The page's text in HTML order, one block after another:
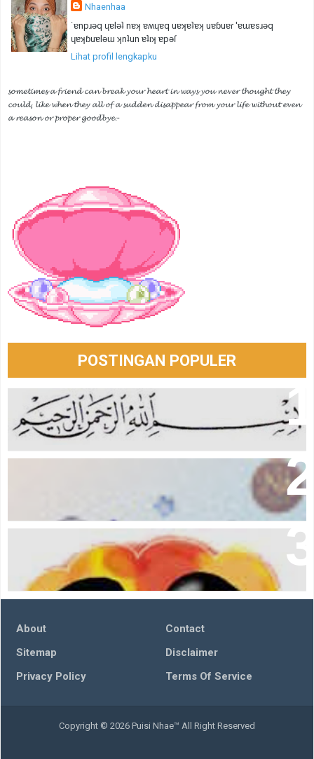
Nhaenhaa
˙ɐnpɹǝq ɥɐlǝʇ nɐʞ ɐʍɥɐq uɐʞɐʇɐʞ uɐɓuɐɾ 'ɐɯɐsɹǝq
ɥɐʞɓuɐlǝɯ ʞnʇun ɐʇıʞ ɐpǝſ
Lihat profil lengkapku
𝓼𝓸𝓶𝓮𝓽𝓲𝓶𝓮𝓼 𝓪 𝓯𝓻𝓲𝓮𝓷𝓭 𝓬𝓪𝓷 𝓫𝓻𝓮𝓪𝓴 𝔂𝓸𝓾𝓻 𝓱𝓮𝓪𝓻𝓽 𝓲𝓷 𝔀𝓪𝔂𝓼 𝔂𝓸𝓾 𝓷𝓮𝓿𝓮𝓻 𝓽𝓱𝓸𝓾𝓰𝓱𝓽 𝓽𝓱𝓮𝔂
𝓬𝓸𝓾𝓵𝓭, 𝓵𝓲𝓴𝓮 𝔀𝓱𝓮𝓷 𝓽𝓱𝓮𝔂 𝓪𝓵𝓵 𝓸𝓯 𝓪 𝓼𝓾𝓭𝓭𝓮𝓷 𝓭𝓲𝓼𝓪𝓹𝓹𝓮𝓪𝓻 𝓯𝓻𝓸𝓶 𝔂𝓸𝓾𝓻 𝓵𝓲𝓯𝓮 𝔀𝓲𝓽𝓱𝓸𝓾𝓽 𝓮𝓿𝓮𝓷
𝓪 𝓻𝓮𝓪𝓼𝓸𝓷 𝓸𝓻 𝓹𝓻𝓸𝓹𝓮𝓻 𝓰𝓸𝓸𝓭𝓫𝔂𝓮.-
POSTINGAN POPULER
Berkat Membaca Bismillah
Aku Dan Kamu Yang Takkan Berubah Menjadi Kita
About
Contact
Sitemap
Disclaimer
Privacy Policy
Terms Of Service
Copyright © 2026 Puisi Nhae™ All Right Reserved